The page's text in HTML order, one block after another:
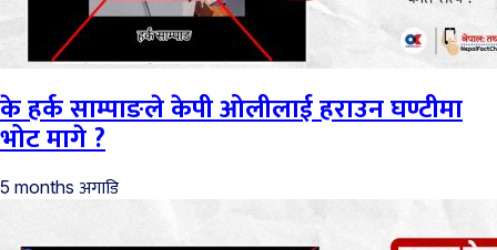
के हर्क साम्पाङले केपी ओलीलाई हराउन घण्टीमा
भोट मागे ?
5 months अगाडि